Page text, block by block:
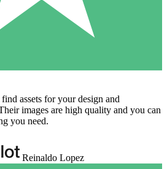
assets for your design and
images are high quality and you can
you need.
Reinaldo Lopez